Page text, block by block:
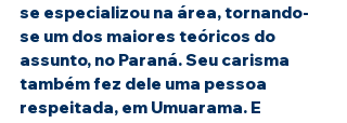
se especializou na área, tornando-
se um dos maiores teóricos do
assunto, no Paraná. Seu carisma
também fez dele uma pessoa
respeitada, em Umuarama. E